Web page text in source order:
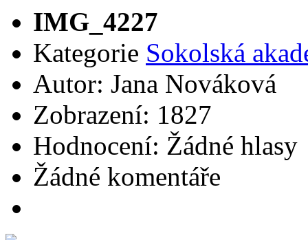
IMG_4227
Kategorie Sokolská
Autor: Jana Nováková
Zobrazení: 1827
Hodnocení: Žádné hlasy
Žádné komentáře